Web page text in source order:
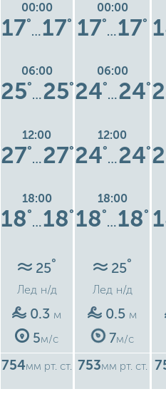
00:00
17°
…17°
06:00
25°
…25°
12:00
27°
…27°
18:00
18°
…18°
25°
Лед н/д
0.3 м
5м/с
754мм рт. ст.
00:00
17°
…17°
06:00
24°
…24°
12:00
24°
…24°
18:00
18°
…18°
25°
Лед н/д
0.5 м
7м/с
753мм рт. ст.